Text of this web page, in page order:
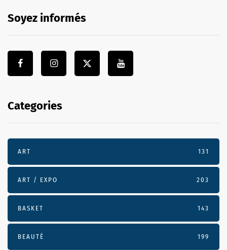
Soyez informés
Categories
ART 131
ART / EXPO 203
BASKET 143
BEAUTÉ 199